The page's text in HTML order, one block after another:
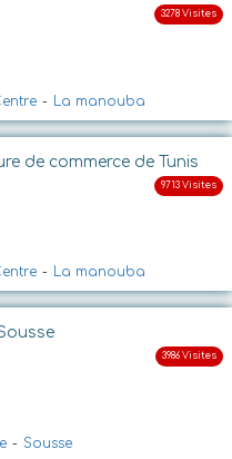
- La manouba
de commerce de Tunis
- La manouba
- Sousse